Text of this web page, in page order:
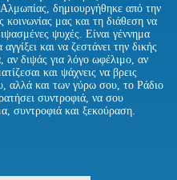
δημιουργήθηκε από την
κοινωνίας μας και τη διάθεση να
ψυχές. Είναι γέννημα
και να ζεστάνει την δικής
αν διψάς για λόγο ωφέλιμο, αν
και ψάχνεις να βρεις
αλλά και των γύρω σου, το Ράδιο
συντροφιά, να σου
συντροφιά και ξεκούραση.